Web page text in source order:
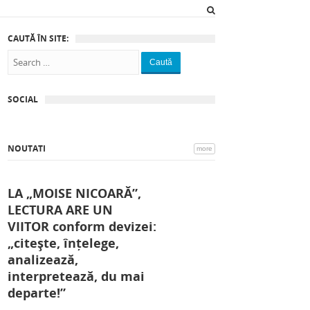
CAUTĂ ÎN SITE:
Caută
SOCIAL
NOUTATI more
LA „MOISE NICOARĂ”,
LECTURA ARE UN
VIITOR conform devizei:
„citește, înțelege,
analizează,
interpretează, du mai
departe!”